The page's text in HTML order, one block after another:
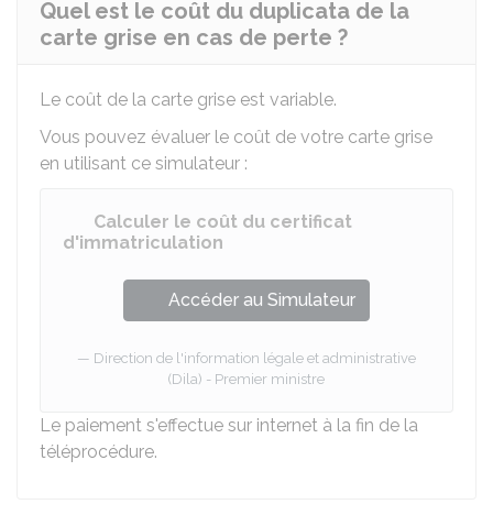
Quel est le coût du duplicata de la
carte grise en cas de perte ?
Le coût de la carte grise est variable.
Vous pouvez évaluer le coût de votre carte grise
en utilisant ce simulateur :
Calculer le coût du certificat
d'immatriculation
Accéder au Simulateur
Direction de l'information légale et administrative
(Dila) - Premier ministre
Le paiement s'effectue sur internet à la fin de la
téléprocédure.